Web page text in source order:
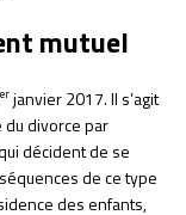
mutuel
er janvier 2017. Il s’agit
du divorce par
décident de se
de ce type
des enfants,